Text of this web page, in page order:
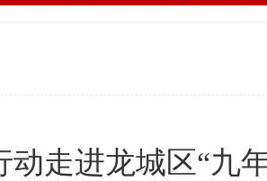
走进龙城区“九